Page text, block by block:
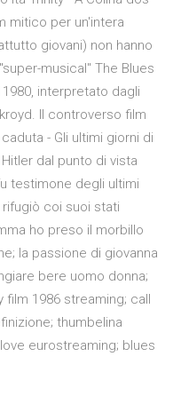
mitico per un'intera
giovani) non hanno
musical" The Blues
interpretato dagli
Il controverso film
- Gli ultimi giorni di
dal punto di vista
testimone degli ultimi
rifugiò coi suoi stati
ho preso il morbillo
la passione di giovanna
bere uomo donna;
1986 streaming; call
thumbelina
eurostreaming; blues